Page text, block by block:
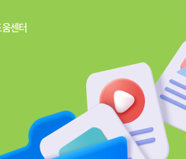
센터